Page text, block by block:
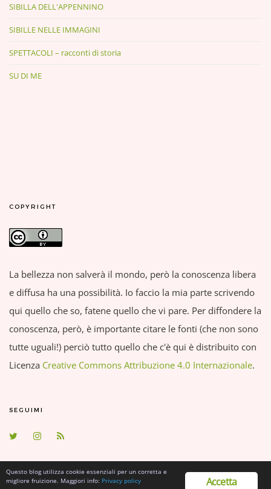
SIBILLA DELL'APPENNINO
SIBILLE NELLE IMMAGINI
SPETTACOLI – racconti di storia
SU DI ME
COPYRIGHT
La bellezza non salverà il mondo, però la conoscenza libera
e diffusa ha una possibilità. Io faccio la mia parte scrivendo
qui quello che so, fatene quello che vi pare. Per diffondere la
conoscenza, però, è importante citare le fonti (che non sono
tutte uguali!) perciò tutto quello che c'è qui è distribuito con
Licenza Creative Commons Attribuzione 4.0 Internazionale.
SEGUIMI
Accetta
Questo blog utilizza cookie essenziali per un corretta e
migliore fruizione. Maggiori info: Privacy policy